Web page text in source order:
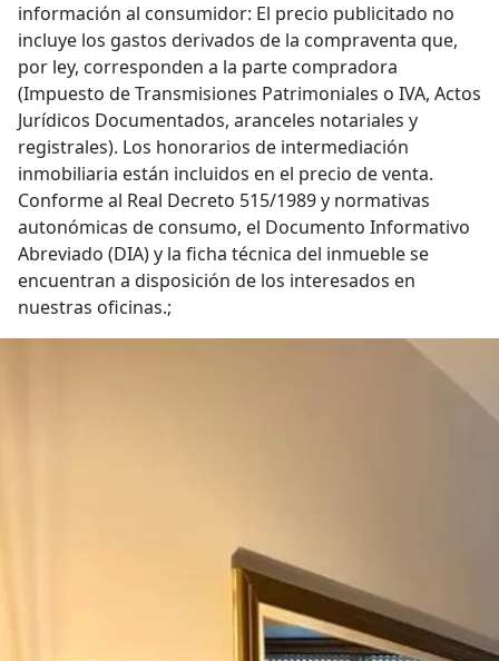
información al consumidor: El precio publicitado no
incluye los gastos derivados de la compraventa que,
por ley, corresponden a la parte compradora
(Impuesto de Transmisiones Patrimoniales o IVA, Actos
Jurídicos Documentados, aranceles notariales y
registrales). Los honorarios de intermediación
inmobiliaria están incluidos en el precio de venta.
Conforme al Real Decreto 515/1989 y normativas
autonómicas de consumo, el Documento Informativo
Abreviado (DIA) y la ficha técnica del inmueble se
encuentran a disposición de los interesados en
nuestras oficinas.;